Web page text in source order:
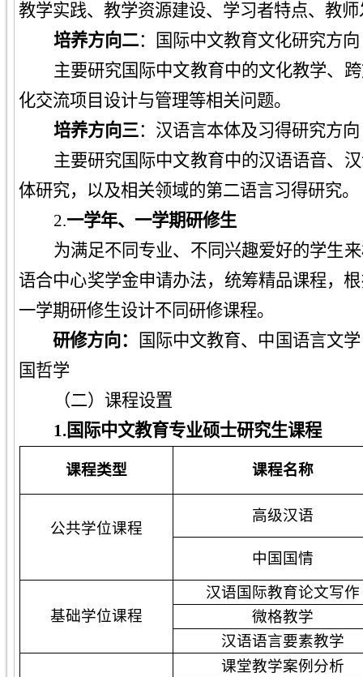
教学实践、教学资源建设、学习者特点、教
培养方向二：国际中文教育文化研究方向
主要研究国际中文教育中的文化教学、
化交流项目设计与管理等相关问题。
培养方向三：汉语言本体及习得研究方向
主要研究国际中文教育中的汉语语音、
体研究，以及相关领域的第二语言习得研究。
2.一学年、一学期研修生
为满足不同专业、不同兴趣爱好的学生
语合中心奖学金申请办法，统筹精品课程，
一学期研修生设计不同研修课程。
研修方向：
国际中文教育、中国语言文
国哲学
（二）课程设置
1.国际中文教育专业硕士研究生课程
课程类型 课程名称
公共学位课程
高级汉语
中国国情
基础学位课程
汉语国际教育论文写作
微格教学
汉语语言要素教学
课堂教学案例分析